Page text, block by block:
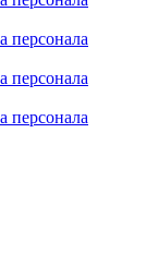
персонала
персонала
персонала